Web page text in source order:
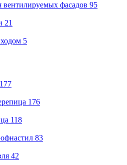
вентилируемых фасадов 95
21
5
177
176
118
83
42